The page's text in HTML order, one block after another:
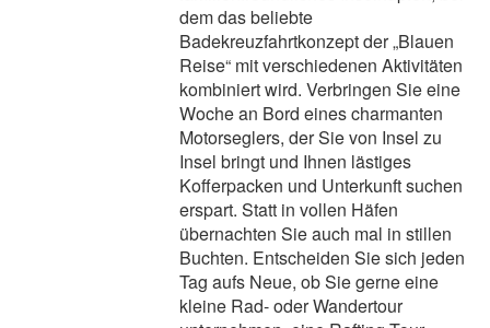
dem das beliebte
Badekreuzfahrtkonzept der „Blauen
Reise“ mit verschiedenen Aktivitäten
kombiniert wird. Verbringen Sie eine
Woche an Bord eines charmanten
Motorseglers, der Sie von Insel zu
Insel bringt und Ihnen lästiges
Kofferpacken und Unterkunft suchen
erspart. Statt in vollen Häfen
übernachten Sie auch mal in stillen
Buchten. Entscheiden Sie sich jeden
Tag aufs Neue, ob Sie gerne eine
kleine Rad- oder Wandertour